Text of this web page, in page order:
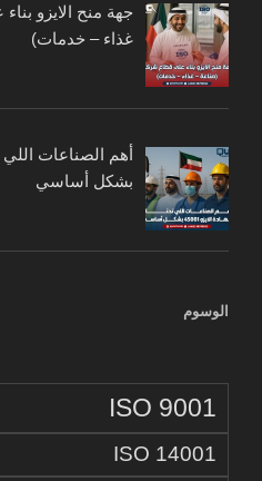
جهة منح الايزو
غذاء – خدمات)
بشكل أساسي
الوسوم
ISO 9001
ISO 14001